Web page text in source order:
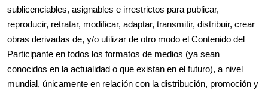
sublicenciables, asignables e irrestrictos para publicar,
reproducir, retratar, modificar, adaptar, transmitir, distribuir, crear
obras derivadas de, y/o utilizar de otro modo el Contenido del
Participante en todos los formatos de medios (ya sean
conocidos en la actualidad o que existan en el futuro), a nivel
mundial, únicamente en relación con la distribución, promoción y